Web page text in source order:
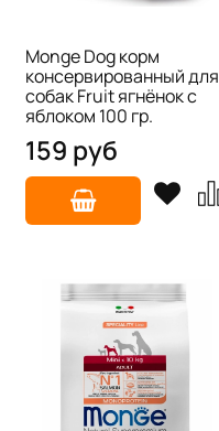
Monge Dog корм
консервированный для
собак Fruit ягнёнок с
яблоком 100 гр.
159 руб